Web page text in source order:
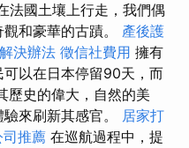
法國土壤上行走，我們偶
和豪華的古蹟。 產後護
決辦法 徵信社費用 擁有
以在日本停留90天，而
歷史的偉大，自然的美
來刷新其感官。 居家打
推薦 在巡航過程中，提